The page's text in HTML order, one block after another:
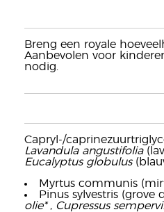
Breng een royale
Aanbevolen voor
nodig.
Capryl-/
Lavandula angustifolia
Eucalyptus globulus
Myrtus communis
Pinus sylvestris (grove
olie*, Cupressus